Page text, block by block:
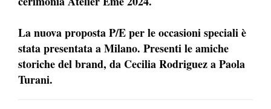
La nuova proposta P/E per le occasioni speciali è
stata presentata a Milano. Presenti le amiche
storiche del brand, da Cecilia Rodriguez a Paola
Turani.